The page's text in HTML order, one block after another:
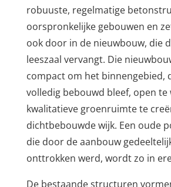
robuuste, regelmatige
oorspronkelijke gebouwen en
ook door in de nieuwbouw, die
leeszaal vervangt. Die
compact om het binnengebied,
volledig bebouwd bleef, open te
kwalitatieve groenruimte te
dichtbebouwde wijk. Een oude
die door de aanbouw
onttrokken werd, wordt zo in
De bestaande structuren